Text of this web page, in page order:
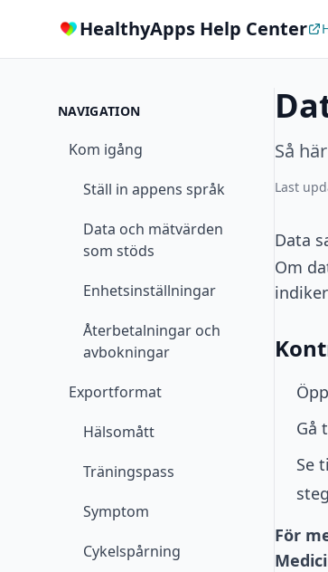
HealthyApps Help Center
NAVIGATION
Kom igång
Ställ in appens språk
Data och mätvärden
som stöds
Enhetsinställningar
Återbetalningar och
avbokningar
Exportformat
Hälsomått
Träningspass
Symptom
Cykelspårning
Så
Last
Data
Om
Gå
Se
För